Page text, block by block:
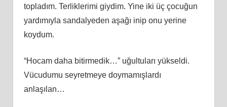
topladım. Terliklerimi giydim. Yine iki üç çocuğun
yardımıyla sandalyeden aşağı inip onu yerine
koydum.
“Hocam daha bitirmedik…” uğultuları yükseldi.
Vücudumu seyretmeye doymamışlardı
anlaşılan…